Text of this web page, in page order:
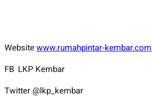
Websitewww.rumahpintar-kembar.com
FB LKP Kembar
Twitter @lkp_kembar